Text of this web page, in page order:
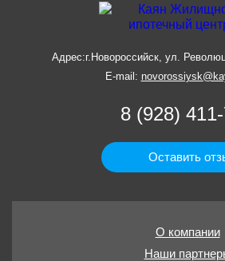
Адрес:г.Новороссийск, ул.
E-mail:
8 (928)
Оставить
О компании
Наши